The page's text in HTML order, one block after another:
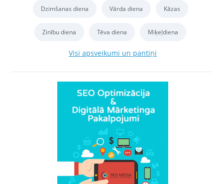
Dzimšanas diena Vārda diena Kāzas
Zinību diena Tēva diena Miķeļdiena
Visi apsveikumi un pantiņi